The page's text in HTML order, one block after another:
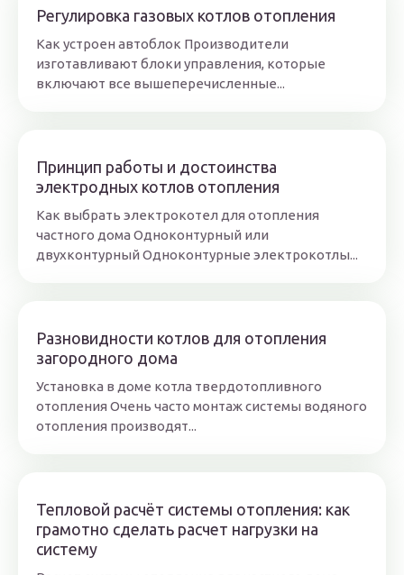
Регулировка газовых котлов отопления
Как устроен автоблок Производители
изготавливают блоки управления, которые
включают все вышеперечисленные...
Принцип работы и достоинства
электродных котлов отопления
Как выбрать электрокотел для отопления
частного дома Одноконтурный или
двухконтурный Одноконтурные электрокотлы...
Разновидности котлов для отопления
загородного дома
Установка в доме котла твердотопливного
отопления Очень часто монтаж системы водяного
отопления производят...
Тепловой расчёт системы отопления: как
грамотно сделать расчет нагрузки на
систему